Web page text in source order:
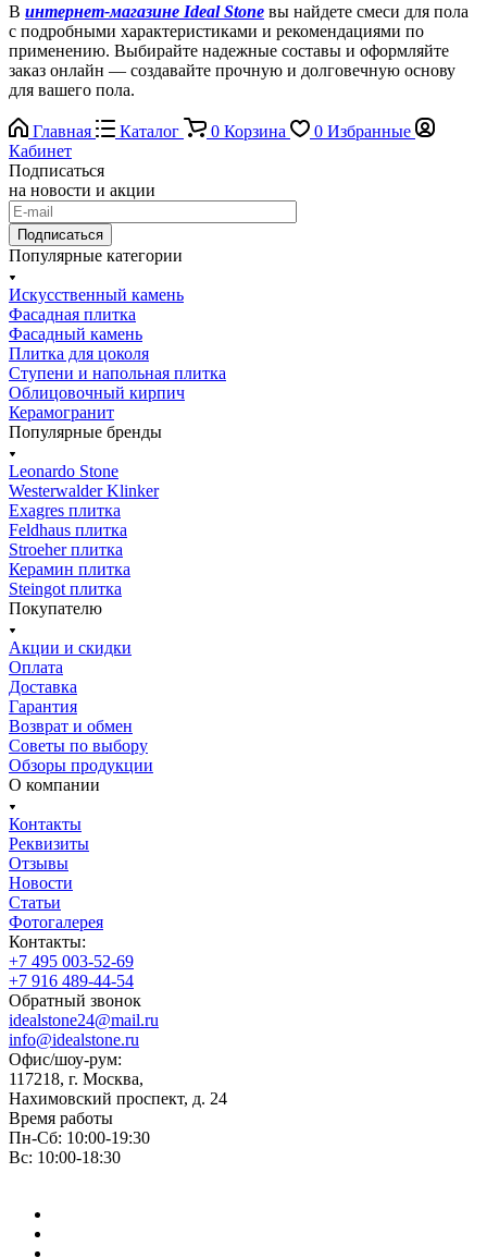
В интернет-магазине Ideal Stone вы найдете смеси для пола
с подробными характеристиками и рекомендациями по
применению. Выбирайте надежные составы и оформляйте
заказ онлайн — создавайте прочную и долговечную основу
для вашего пола.
Главная Каталог 0 Корзина 0 Избранные
Кабинет
Подписаться
на новости и акции
Подписаться
Популярные категории
Искусственный камень
Фасадная плитка
Фасадный камень
Плитка для цоколя
Ступени и напольная плитка
Облицовочный кирпич
Керамогранит
Популярные бренды
Leonardo Stone
Westerwalder Klinker
Exagres плитка
Feldhaus плитка
Stroeher плитка
Керамин плитка
Steingot плитка
Покупателю
Акции и скидки
Оплата
Доставка
Гарантия
Возврат и обмен
Советы по выбору
Обзоры продукции
О компании
Контакты
Реквизиты
Отзывы
Новости
Статьи
Фотогалерея
Контакты:
+7 495 003-52-69
+7 916 489-44-54
Обратный звонок
idealstone24@mail.ru
info@idealstone.ru
Офис/шоу-рум:
117218, г. Москва,
Нахимовский проспект, д. 24
Время работы
Пн-Сб: 10:00-19:30
Вс: 10:00-18:30